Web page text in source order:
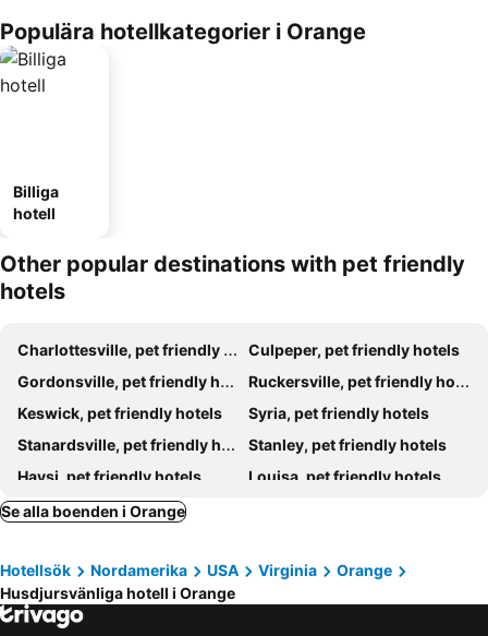
Populära hotellkategorier i Orange
Billiga
hotell
Other popular destinations with pet friendly
hotels
Charlottesville, pet friendly hotels
Culpeper, pet friendly hotels
Gordonsville, pet friendly hotels
Ruckersville, pet friendly hotels
Keswick, pet friendly hotels
Syria, pet friendly hotels
Stanardsville, pet friendly hotels
Stanley, pet friendly hotels
Haysi, pet friendly hotels
Louisa, pet friendly hotels
Palmyra, pet friendly hotels
Se alla boenden i Orange
Hotellsök Nordamerika USA Virginia
Orange
Husdjursvänliga hotell i Orange